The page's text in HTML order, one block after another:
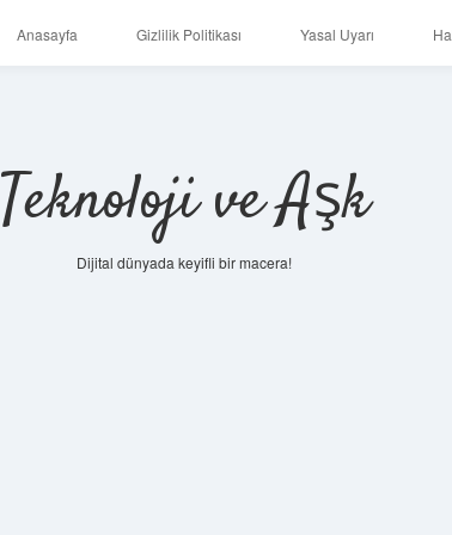
Anasayfa Gizlilik Politikası Yasal Uyarı
Teknoloji ve Aşk
Dijital dünyada keyifli bir macera!